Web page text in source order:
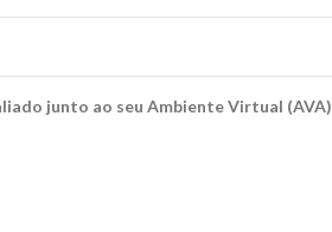
junto ao seu Ambiente Virtual (AVA)